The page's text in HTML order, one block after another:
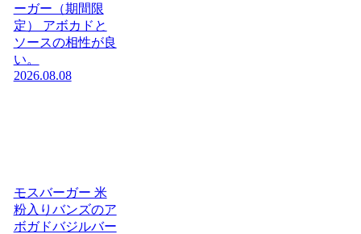
ーガー（期間限
定） アボカドと
ソースの相性が良
い。
2026.08.08
モスバーガー 米
粉入りバンズのア
ボガドバジルバー